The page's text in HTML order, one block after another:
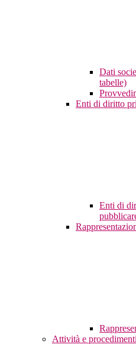
Dati
tabelle)
Enti di diritto
Enti di
Attività e procedimenti